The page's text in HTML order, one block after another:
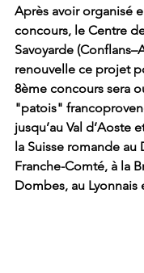
Après avoir organisé
concours, le Centre
Savoyarde
renouvelle ce projet
8ème concours sera
"patois"
jusqu’au Val d’Aoste
la Suisse romande au
Franche-Comté, à la
Dombes, au Lyonnais